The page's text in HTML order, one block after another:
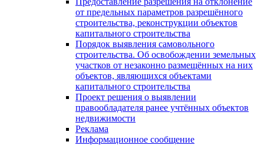
от предельных параметров разрешённого
строительства, реконструкции объектов
капитального строительства
Порядок выявления самовольного
строительства. Об освобождении земельных
участков от незаконно размещённых на них
объектов, являющихся объектами
капитального строительства
Проект решения о выявлении
правообладателя ранее учтённых объектов
недвижимости
Реклама
Информационное сообщение